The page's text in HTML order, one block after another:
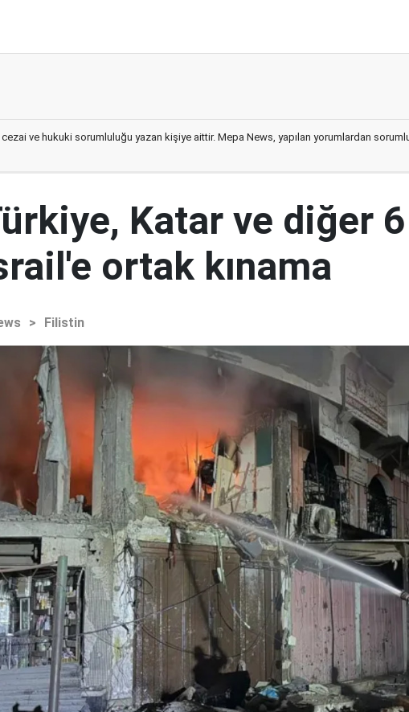
cezai ve hukuki sorumluluğu yazan kişiye aittir. Mepa News, yapılan yorumlardan
Katar ve diğer
ortak kınama
> Filistin